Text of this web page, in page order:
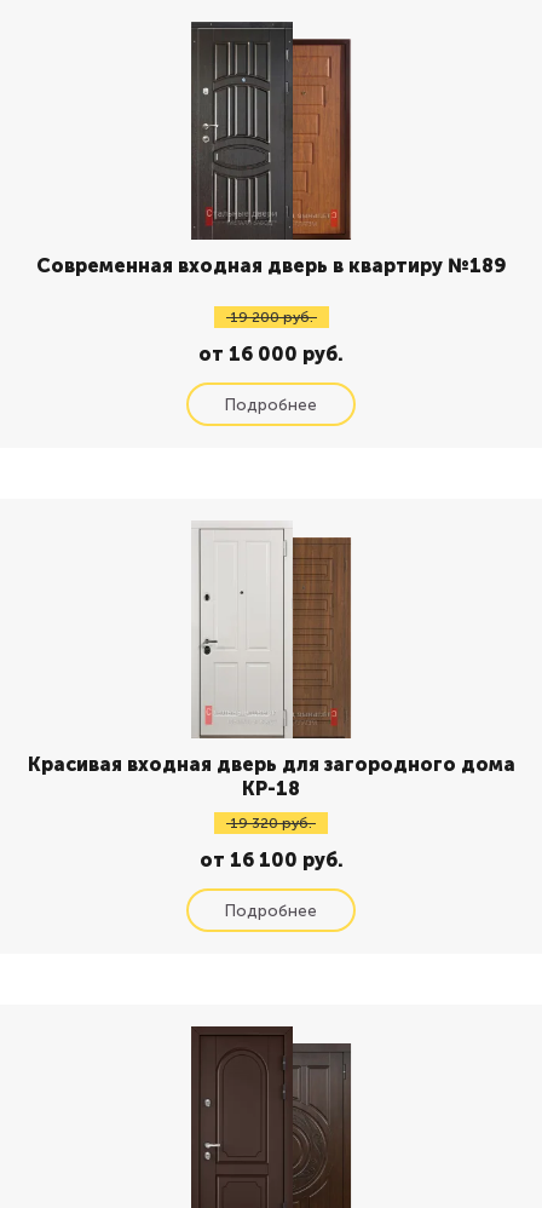
Современная входная дверь в квартиру №189
19 200 руб.
от 16 000 руб.
Красивая входная дверь для загородного дома
КР-18
19 320 руб.
от 16 100 руб.